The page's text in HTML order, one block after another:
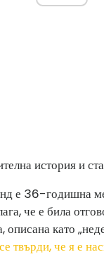
история и
е 36-годишна
че е била
описана като
се твърди, че я е